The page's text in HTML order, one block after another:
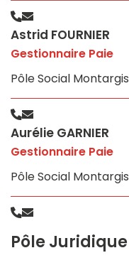
Astrid FOURNIER
Gestionnaire Paie
Pôle Social Montargis
Aurélie GARNIER
Gestionnaire Paie
Pôle Social Montargis
Pôle Juridique